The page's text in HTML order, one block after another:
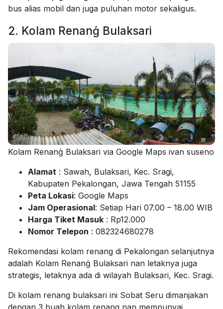
bus alias mobil dan juga puluhan motor sekaligus.
2. Kolam Renanģ Bulaksari
Kolam Renanģ Bulaksari via Google Maps ivan suseno
Alamat : Sawah, Bulaksari, Kec. Sragi,
Kabupaten Pekalongan, Jawa Tengah 51155
Peta Lokasi: Google Maps
Jam Operasional: Setiap Hari 07.00 – 18.00 WIB
Harga Tiket Masuk : Rp12.000
Nomor Telepon : 082324680278
Rekomendasi kolam renang di Pekalongan selanjutnya
adalah Kolam Renanģ Bulaksari nan letaknya juga
strategis, letaknya ada di wilayah Bulaksari, Kec. Sragi.
Di kolam renang bulaksari ini Sobat Seru dimanjakan
dengan 3 buah kolam renang nan mempunyai